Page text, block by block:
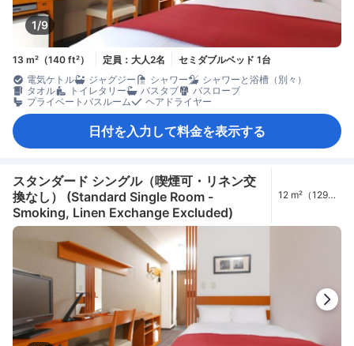
1/9
13 m²（140 ft²） 定員：大人2名
セミダブルベッド 1台
電気ケトル
ジャグジー シャワー
シャワーと浴槽（別々）
タオル
トイレタリー バスタブ
バスローブ
プライベートバスルーム
ヘアドライヤー
日付を入力して料金を表示する
スタンダード シングル（喫煙可・リネン交
換なし） (Standard Single Room -
Smoking, Linen Exchange Excluded)
12 m²（129